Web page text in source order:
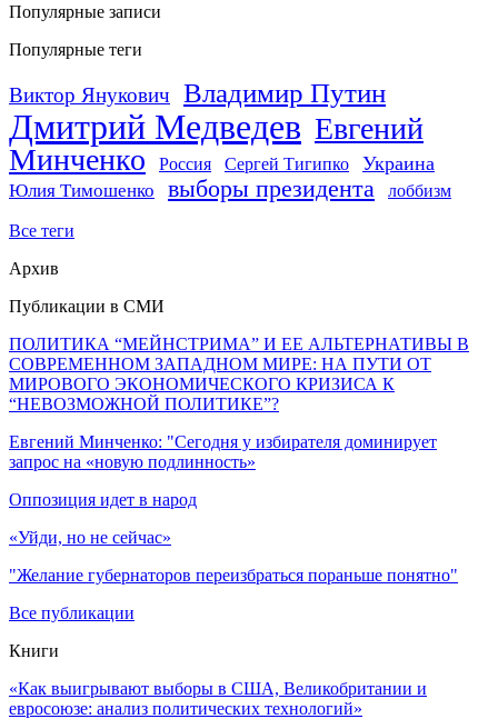
Популярные записи
Популярные теги
Виктор Янукович Владимир Путин
Дмитрий Медведев Евгений
Минченко
Россия Сергей Тигипко Украина
Юлия Тимошенко выборы президента лоббизм
Все теги
Архив
Публикации в СМИ
ПОЛИТИКА “МЕЙНСТРИМА” И ЕЕ АЛЬТЕРНАТИВЫ В
СОВРЕМЕННОМ ЗАПАДНОМ МИРЕ: НА ПУТИ ОТ
МИРОВОГО ЭКОНОМИЧЕСКОГО КРИЗИСА К
“НЕВОЗМОЖНОЙ ПОЛИТИКЕ”?
Евгений Минченко: "Сегодня у избирателя доминирует
запрос на «новую подлинность»
Оппозиция идет в народ
«Уйди, но не сейчас»
"Желание губернаторов переизбраться пораньше понятно"
Все публикации
Книги
«Как выигрывают выборы в США, Великобритании и
евросоюзе: анализ политических технологий»